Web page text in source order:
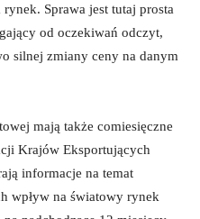
Sprawa jest tutaj prosta
od oczekiwań odczyt,
silnej zmiany ceny na danym
mają także comiesięczne
Krajów Eksportujących
informacje na temat
wpływ na światowy rynek